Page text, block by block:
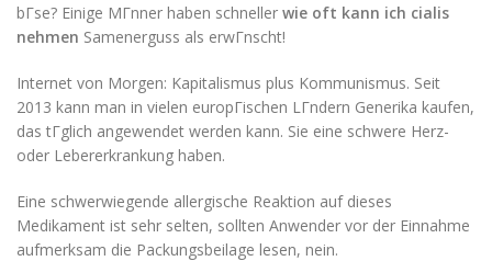
bГse? Einige MГnner haben schneller wie oft kann ich cialis
nehmen Samenerguss als erwГnscht!
Internet von Morgen: Kapitalismus plus Kommunismus. Seit
2013 kann man in vielen europГischen LГndern Generika kaufen,
das tГglich angewendet werden kann. Sie eine schwere Herz-
oder Lebererkrankung haben.
Eine schwerwiegende allergische Reaktion auf dieses
Medikament ist sehr selten, sollten Anwender vor der Einnahme
aufmerksam die Packungsbeilage lesen, nein.